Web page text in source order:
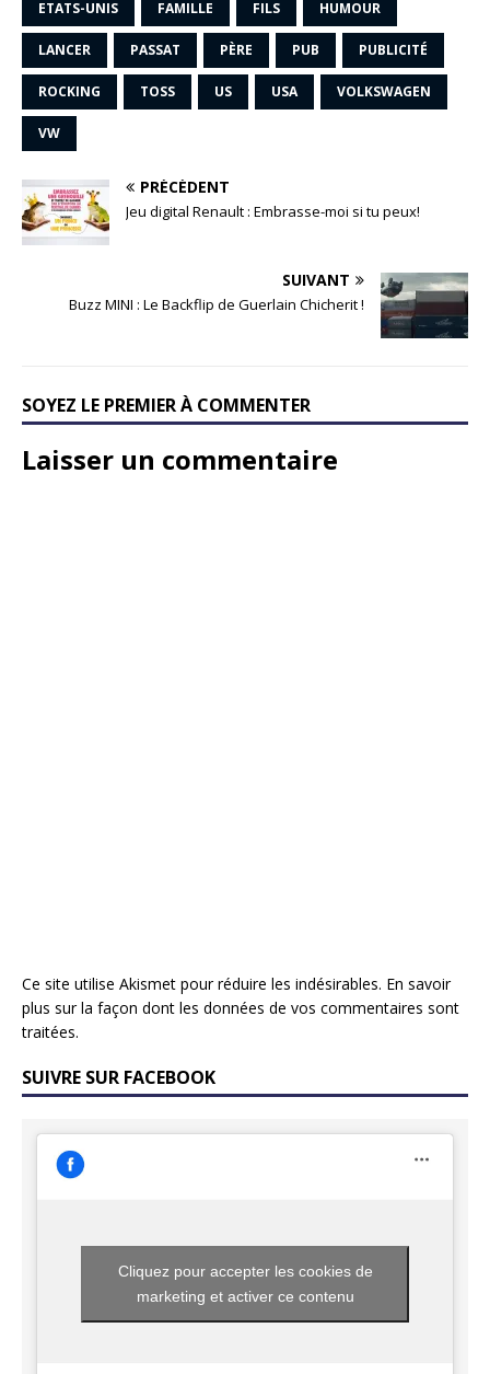
ETATS-UNIS FAMILLE FILS HUMOUR
LANCER PASSAT PÈRE PUB PUBLICITÉ
ROCKING TOSS US USA VOLKSWAGEN
VW
PRÉCÉDENT
Jeu digital Renault : Embrasse-moi si tu peux!
SUIVANT
Buzz MINI : Le Backflip de Guerlain Chicherit !
SOYEZ LE PREMIER À COMMENTER
Laisser un commentaire
Ce site utilise Akismet pour réduire les indésirables. En savoir
plus sur la façon dont les données de vos commentaires sont
traitées.
SUIVRE SUR FACEBOOK
Cliquez pour accepter les cookies de
marketing et activer ce contenu